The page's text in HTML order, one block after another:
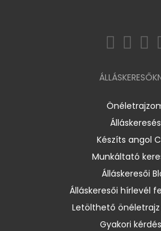
Álláskeresés
Készíts angol
Munkáltató
Álláskeresői
Álláskeresői hírlevél
Letölthető
Gyakori